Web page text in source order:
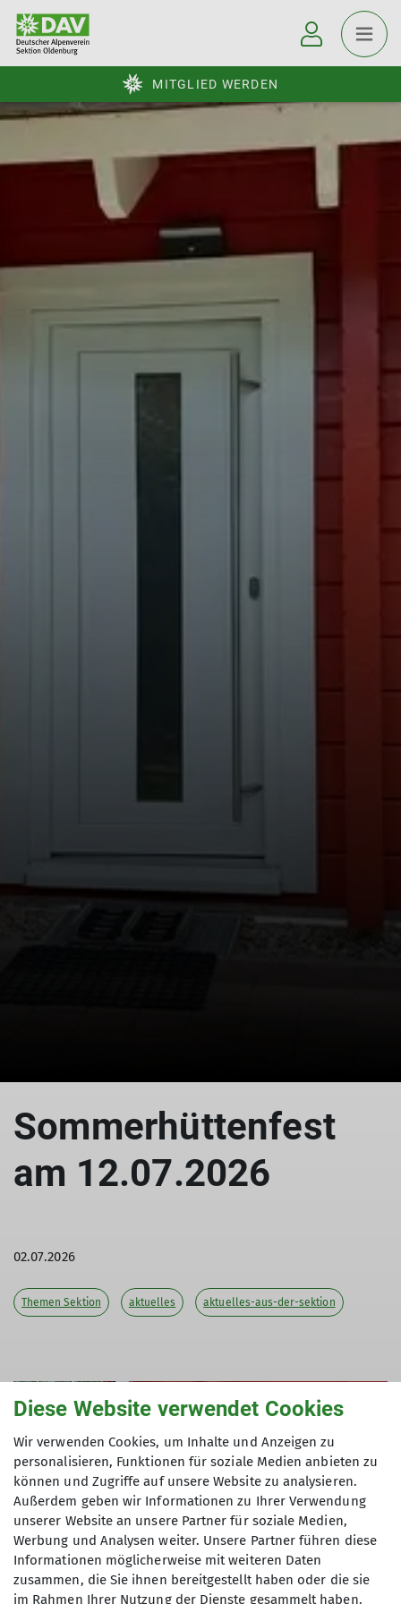
MITGLIED WERDEN
Sommerhüttenfest
am 12.07.2026
02.07.2026
Themen Sektion aktuelles aktuelles-aus-der-sektion
Diese Website verwendet Cookies
Wir verwenden Cookies, um Inhalte und Anzeigen zu
personalisieren, Funktionen für soziale Medien anbieten zu
können und Zugriffe auf unsere Website zu analysieren.
Außerdem geben wir Informationen zu Ihrer Verwendung
unserer Website an unsere Partner für soziale Medien,
Werbung und Analysen weiter. Unsere Partner führen diese
Informationen möglicherweise mit weiteren Daten
zusammen, die Sie ihnen bereitgestellt haben oder die sie
im Rahmen Ihrer Nutzung der Dienste gesammelt haben.